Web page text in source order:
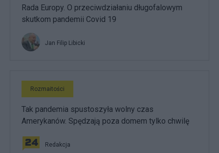
Rada Europy. O przeciwdziałaniu długofalowym
skutkom pandemii Covid 19
Jan Filip Libicki
Rozmaitości
Tak pandemia spustoszyła wolny czas
Amerykanów. Spędzają poza domem tylko chwilę
Redakcja